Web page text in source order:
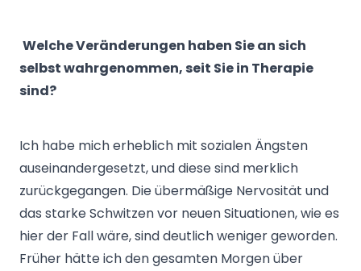
Welche Veränderungen haben Sie an sich
selbst wahrgenommen, seit Sie in Therapie
sind?
Ich habe mich erheblich mit sozialen Ängsten
auseinandergesetzt, und diese sind merklich
zurückgegangen. Die übermäßige Nervosität und
das starke Schwitzen vor neuen Situationen, wie es
hier der Fall wäre, sind deutlich weniger geworden.
Früher hätte ich den gesamten Morgen über